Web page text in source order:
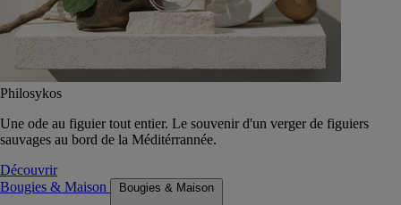
Philosykos
Une ode au figuier tout entier. Le souvenir d'un verger de figuiers
sauvages au bord de la Méditérrannée.
Découvrir
Bougies & Maison
Bougies & Maison